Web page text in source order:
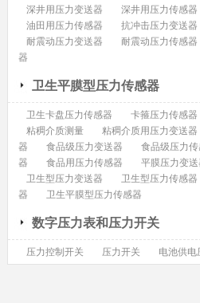
深井用压力变送器 深井用压力传感器
油田用压力传感器
抗冲击压力变送器
耐震动压力变送器
耐震动压力传感器
器
卫生平膜型压力传感器
卫生卡盘压力传感器 卡箍压力传感器
粘稠介质测量
粘稠介质用压力变送器
器
食品级压力变送器 食品级压力传
器
食品用压力传感器 平膜压力变送
卫生型压力变送器
卫生型压力传感器
器
卫生平膜型压力传感器
数字压力表和压力开关
压力控制开关 压力开关 电池供电